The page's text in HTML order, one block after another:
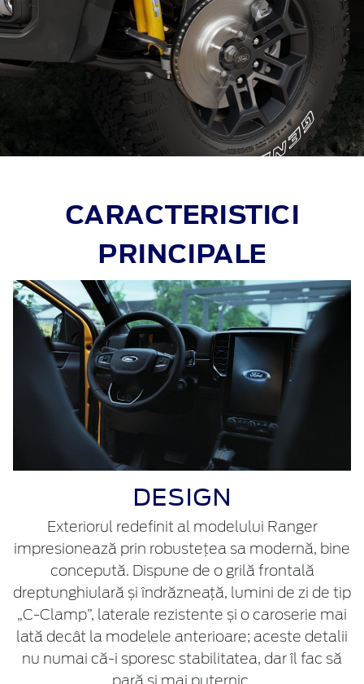
CARACTERISTICI
PRINCIPALE
DESIGN
Exteriorul redefinit al modelului Ranger
impresionează prin robustețea sa modernă, bine
concepută. Dispune de o grilă frontală
dreptunghiulară și îndrăzneață, lumini de zi de tip
„C-Clamp”, laterale rezistente și o caroserie mai
lată decât la modelele anterioare; aceste detalii
nu numai că-i sporesc stabilitatea, dar îl fac să